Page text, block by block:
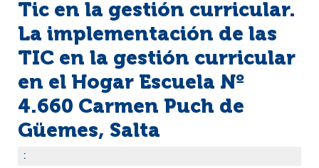
Tic en la gestión curricular.
La implementación de las
TIC en la gestión curricular
en el Hogar Escuela Nº
4.660 Carmen Puch de
Güemes, Salta
: